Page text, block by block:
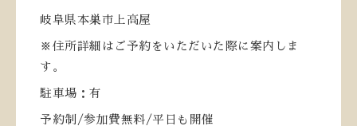
岐阜県本巣市上高屋
※住所詳細はご予約をいただいた際に案内しま
す。
駐車場：有
予約制 /参加費無料 /平日も開催